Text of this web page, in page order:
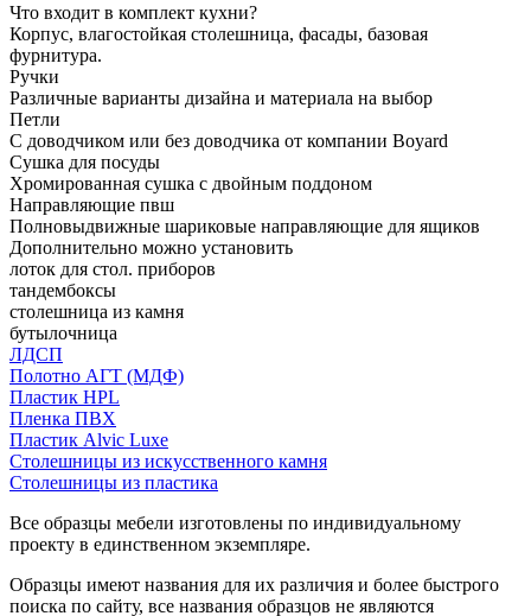
Что входит в комплект кухни?
Корпус, влагостойкая столешница, фасады, базовая
фурнитура.
Ручки
Различные варианты дизайна и материала на выбор
Петли
С доводчиком или без доводчика от компании Boyard
Сушка для посуды
Хромированная сушка с двойным поддоном
Направляющие пвш
Полновыдвижные шариковые направляющие для ящиков
Дополнительно можно установить
лоток для стол. приборов
тандембоксы
столешница из камня
бутылочница
ЛДСП
Полотно АГТ (МДФ)
Пластик HPL
Пленка ПВХ
Пластик Alvic Luxe
Столешницы из искусственного камня
Столешницы из пластика
Все образцы мебели изготовлены по индивидуальному
проекту в единственном экземпляре.
Образцы имеют названия для их различия и более быстрого
поиска по сайту, все названия образцов не являются